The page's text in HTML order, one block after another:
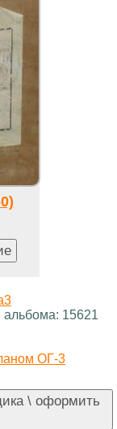
альбома: 15621
ОГ-3